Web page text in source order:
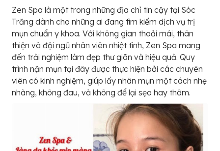
Zen Spa là một trong những địa chỉ tin cậy tại Sóc
Trăng dành cho những ai đang tìm kiếm dịch vụ trị
mụn chuẩn y khoa. Với không gian thoải mái, thân
thiện và đội ngũ nhân viên nhiệt tình, Zen Spa mang
đến trải nghiệm làm đẹp thư giãn và hiệu quả. Quy
trình nặn mụn tại đây được thực hiện bởi các chuyên
viên có kinh nghiệm, giúp lấy nhân mụn một cách nhẹ
nhàng, không đau, và không để lại sẹo hay thâm.